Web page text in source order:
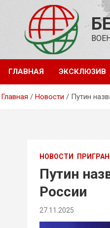
содержимому
ГЛАВНАЯ ЭКСКЛЮЗИВ
Главная Новости Путин
НОВОСТИ
Путин
России
27.11.2025